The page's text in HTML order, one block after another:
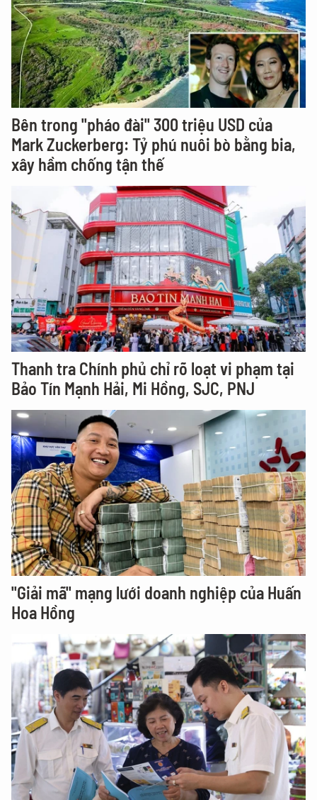
Bên trong "pháo đài" 300 triệu USD của
Mark Zuckerberg: Tỷ phú nuôi bò bằng bia,
xây hầm chống tận thế
Thanh tra Chính phủ chỉ rõ loạt vi phạm tại
Bảo Tín Mạnh Hải, Mi Hồng, SJC, PNJ
"Giải mã" mạng lưới doanh nghiệp của Huấn
Hoa Hồng